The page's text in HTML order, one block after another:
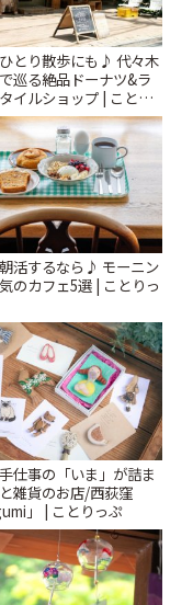
とり散歩にも♪ 代々木
巡る絶品ドーナツ&ラ
イルショップ | ことり
活するなら♪ モーニン
のカフェ5選 | ことりっ
仕事の「いま」が詰ま
雑貨のお店/西荻窪
」 | ことりっぷ